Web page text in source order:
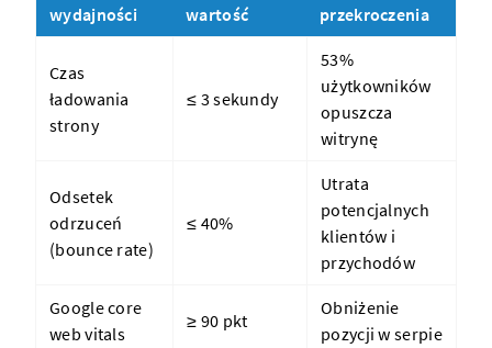
wydajności
wartość
przekroczenia
Czas
ładowania
strony
≤ 3 sekundy
53%
użytkowników
opuszcza
witrynę
Odsetek
odrzuceń
(bounce rate)
≤ 40%
Utrata
potencjalnych
klientów i
przychodów
Google core
web vitals
≥ 90 pkt
Obniżenie
pozycji w serpie